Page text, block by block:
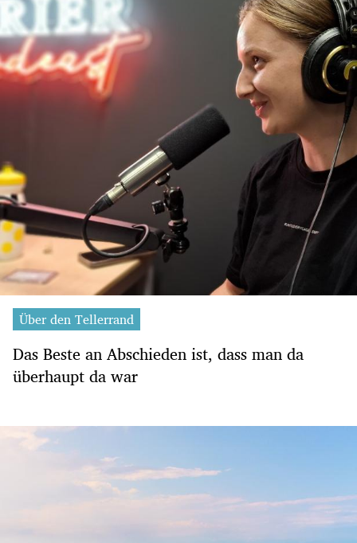
Über den Tellerrand
Das Beste an Abschieden ist, dass man da
überhaupt da war